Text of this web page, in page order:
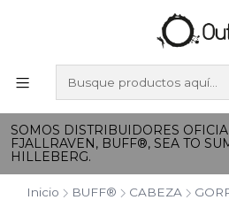
SOMOS DISTRIBUIDORES
FJALLRAVEN, BUFF®, SEA TO
HILLEBERG.
Inicio BUFF® CABEZA